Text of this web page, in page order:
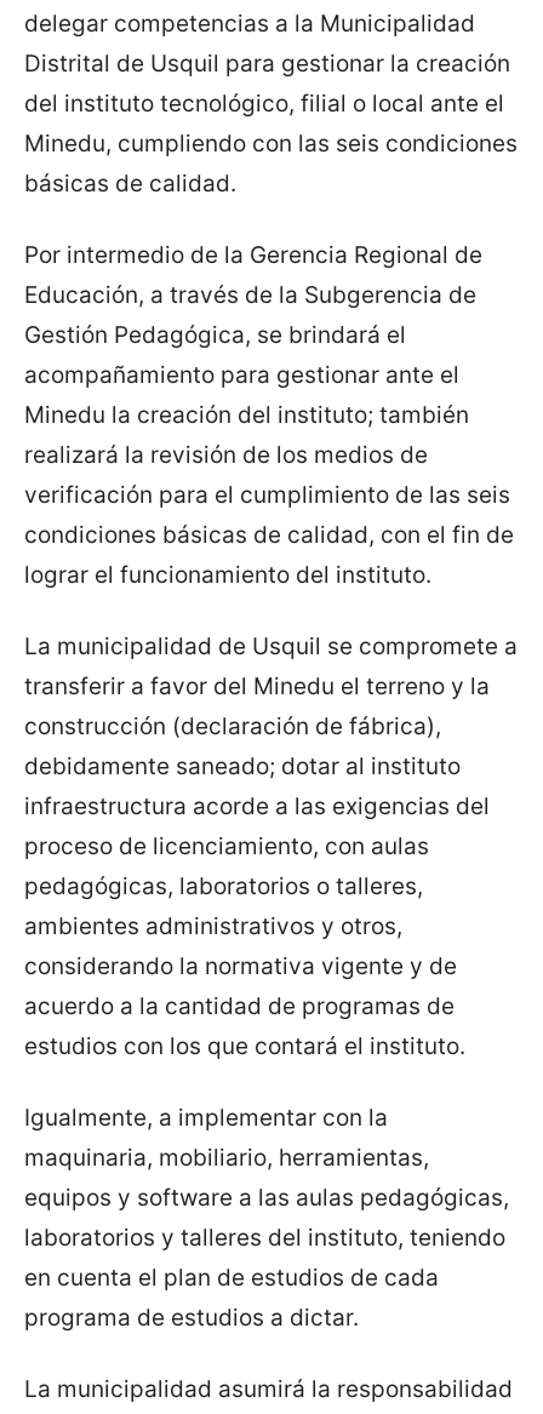
delegar competencias a la Municipalidad
Distrital de Usquil para gestionar la creación
del instituto tecnológico, filial o local ante el
Minedu, cumpliendo con las seis condiciones
básicas de calidad.
Por intermedio de la Gerencia Regional de
Educación, a través de la Subgerencia de
Gestión Pedagógica, se brindará el
acompañamiento para gestionar ante el
Minedu la creación del instituto; también
realizará la revisión de los medios de
verificación para el cumplimiento de las seis
condiciones básicas de calidad, con el fin de
lograr el funcionamiento del instituto.
La municipalidad de Usquil se compromete a
transferir a favor del Minedu el terreno y la
construcción (declaración de fábrica),
debidamente saneado; dotar al instituto
infraestructura acorde a las exigencias del
proceso de licenciamiento, con aulas
pedagógicas, laboratorios o talleres,
ambientes administrativos y otros,
considerando la normativa vigente y de
acuerdo a la cantidad de programas de
estudios con los que contará el instituto.
Igualmente, a implementar con la
maquinaria, mobiliario, herramientas,
equipos y software a las aulas pedagógicas,
laboratorios y talleres del instituto, teniendo
en cuenta el plan de estudios de cada
programa de estudios a dictar.
La municipalidad asumirá la responsabilidad